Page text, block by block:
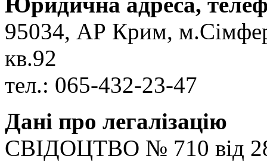
95034, АР Крим,
кв.92
тел.: 065-432-23-47
Дані про легалізацію
СВІДОЦТВО № 710 від